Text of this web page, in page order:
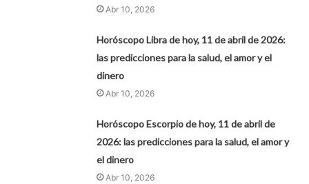
Abr 10, 2026
Horóscopo Libra de hoy, 11 de abril de 2026:
las predicciones para la salud, el amor y el
dinero
Abr 10, 2026
Horóscopo Escorpio de hoy, 11 de abril de
2026: las predicciones para la salud, el amor y
el dinero
Abr 10, 2026